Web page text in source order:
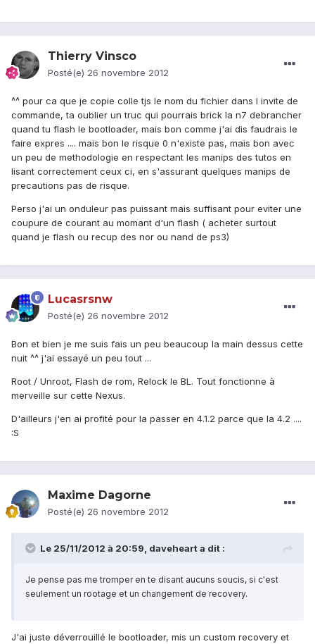
Thierry Vinsco
Posté(e) 26 novembre 2012
^^ pour ca que je copie colle tjs le nom du fichier dans l invite de
commande, ta oublier un truc qui pourrais brick la n7 debrancher
quand tu flash le bootloader, mais bon comme j'ai dis faudrais le
faire expres .... mais bon le risque 0 n'existe pas, mais bon avec
un peu de methodologie en respectant les manips des tutos en
lisant correctement ceux ci, en s'assurant quelques manips de
precautions pas de risque.
Perso j'ai un onduleur pas puissant mais suffisant pour eviter une
coupure de courant au momant d'un flash ( acheter surtout
quand je flash ou recup des nor ou nand de ps3)
Lucasrsnw
Posté(e) 26 novembre 2012
Bon et bien je me suis fais un peu beaucoup la main dessus cette
nuit ^^ j'ai essayé un peu tout ...
Root / Unroot, Flash de rom, Relock le BL. Tout fonctionne à
merveille sur cette Nexus.
D'ailleurs j'en ai profité pour la passer en 4.1.2 parce que la 4.2 ....
:S
Maxime Dagorne
Posté(e) 26 novembre 2012
Le 25/11/2012 à 20:59, daveheart a dit :
Je pense pas me tromper en te disant aucuns soucis, si c'est
seulement un rootage et un changement de recovery.
J'ai juste déverrouillé le bootloader, mis un custom recovery et